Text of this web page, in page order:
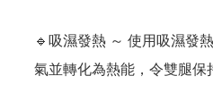
🔹吸濕發熱 ～ 使用吸濕發
氣並轉化為熱能，令雙腿保